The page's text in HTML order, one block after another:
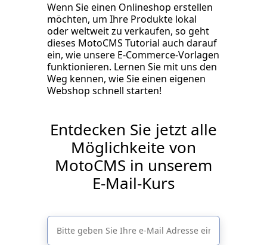
Wenn Sie einen Onlineshop erstellen
möchten, um Ihre Produkte lokal
oder weltweit zu verkaufen, so geht
dieses MotoCMS Tutorial auch darauf
ein, wie unsere E-Commerce-Vorlagen
funktionieren. Lernen Sie mit uns den
Weg kennen, wie Sie einen eigenen
Webshop schnell starten!
Entdecken Sie jetzt alle
Möglichkeite von
MotoCMS in unserem
E-Mail-Kurs